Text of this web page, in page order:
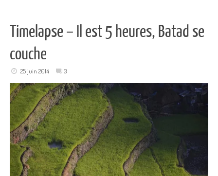
Timelapse – Il est 5 heures, Batad se
couche
25 juin 2014 3